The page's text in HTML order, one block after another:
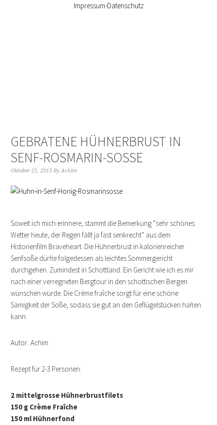
Impressum-Datenschutz
GEBRATENE HÜHNERBRUST IN
SENF-ROSMARIN-SOSSE
Oktober 25, 2013 ByAchim
Soweit ich mich erinnere, stammt die Bemerkung “sehr schönes
Wetter heute, der Regen fällt ja fast senkrecht” aus dem
Historienfilm Braveheart. Die Hühnerbrust in kalorienreicher
Senfsoße dürfte folgedessen als leichtes Sommergericht
durchgehen. Zumindest in Schottland. Ein Gericht wie ich es mir
nach einer verregneten Bergtour in den schottischen Bergen
wünschen würde. Die Crème fraîche sorgt für eine schöne
Sämigkeit der Soße, sodass sie gut an den Geflügelstücken haften
kann.
Autor: Achim
Rezept für 2-3 Personen:
2 mittelgrosse Hühnerbrustfilets
150 g Crème Fraîche
150 ml Hühnerfond